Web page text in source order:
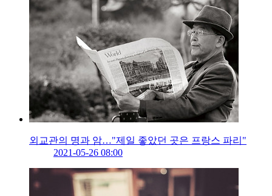
외교관의 명과 암…"제일 좋았던 곳은 프랑스 파리"
2021-05-26 08:00